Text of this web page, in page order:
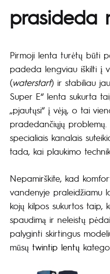
prasideda
Pirmoji lenta turėtų būti
padeda lengviau iškilti į
(waterstart) ir stabiliau
Super E“ lenta sukurta
„pjautųsi“ į vėją, o tai
pradedančiųjų
specialiais kanalais
tada, kai plaukimo
Nepamirškite, kad
vandenyje praleidžiamu
kojų kilpos sukurtos taip,
spaudimą ir neleistų
palyginti skirtingus
mūsų twintip lentų